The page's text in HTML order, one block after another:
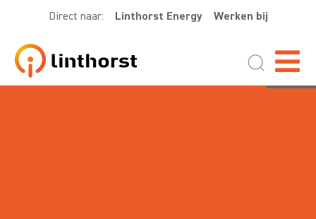
Direct naar: Linthorst Energy Werken bij